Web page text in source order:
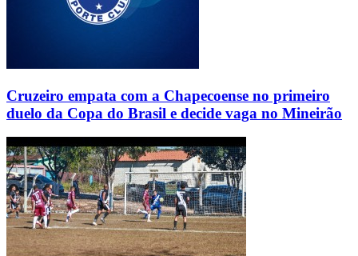
Cruzeiro empata com a Chapecoense no primeiro
duelo da Copa do Brasil e decide vaga no Mineirão